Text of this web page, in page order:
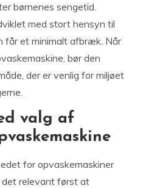
børnenes sengetid.
med stort hensyn til
får et minimalt afbræk. Når
bør den
der er venlig for miljøet
valg af
for opvaskemaskiner
det relevant først at